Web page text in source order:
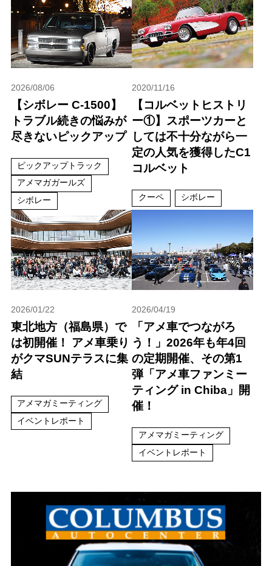
2026/08/06
【シボレー C-1500】
トラブル続きの悩みが
尽きないピックアップ
ピックアップトラック
アメマガガールズ
シボレー
2020/11/16
【コルベットヒストリ
ー①】スポーツカーと
しては不十分ながら一
定の人気を獲得したC1
コルベット
クーペ シボレー
2026/01/22
東北地方（福島県）で
は初開催！ アメ車乗り
がクマSUNテラスに集
結
アメマガミーティング
イベントレポート
2026/04/19
「アメ車でつながろ
う！」2026年も年4回
の定期開催、その第1
弾「アメ車ファンミー
ティング in Chiba」開
催！
アメマガミーティング
イベントレポート